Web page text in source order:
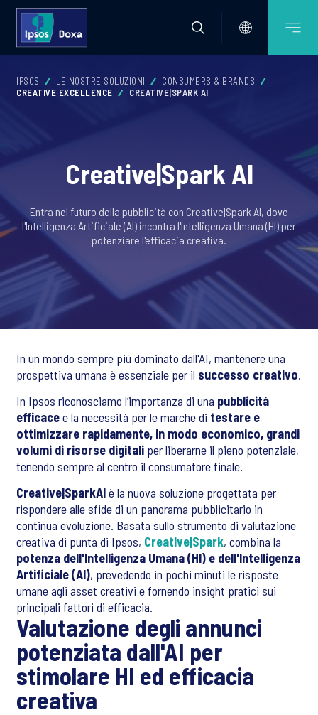
IPSOS LE NOSTRE SOLUZIONI
CONSUMERS & BRANDS
CREATIVE EXCELLENCE
CREATIVE|SPARK AI
Creative|Spark AI
Entra nel futuro della pubblicità con Creative|Spark AI, dove
l'Intelligenza Artificiale (AI) incontra l'Intelligenza Umana (HI) per
potenziare l'efficacia creativa.
In un mondo sempre più dominato dall'AI, mantenere una
prospettiva umana è essenziale per il successo creativo.
In Ipsos riconosciamo l’importanza di una pubblicità
efficacee la necessità per le marche di testare e
ottimizzare rapidamente, in modo economico, grandi
volumi di risorse digitali per liberarne il pieno potenziale,
tenendo sempre al centro il consumatore finale.
Creative|SparkAIè la nuova soluzione progettata per
rispondere alle sfide di un panorama pubblicitario in
continua evoluzione. Basata sullo strumento di valutazione
creativa di punta di Ipsos, Creative|Spark, combina la
potenza dell'Intelligenza Umana (HI) e dell'Intelligenza
Artificiale (AI), prevedendo in pochi minuti le risposte
umane agli asset creativi e fornendo insight pratici sui
principali fattori di efficacia.
Valutazione degli annunci
potenziata dall'AI per
stimolare HI ed efficacia
creativa